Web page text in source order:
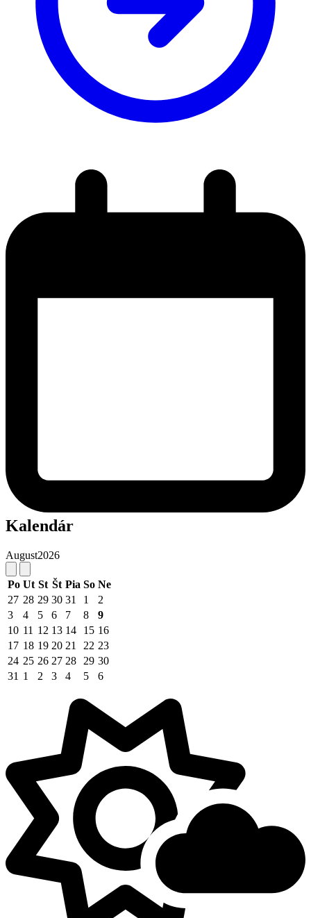
Kalendár
August2026
Po Ut St Št Pia So Ne
27 28 29 30 31 1
2
3
4 5 6 7 8
9
10 11 12 13 14 15 16
17 18 19 20 21 22 23
24 25 26 27 28 29 30
31 1 2 3 4 5 6